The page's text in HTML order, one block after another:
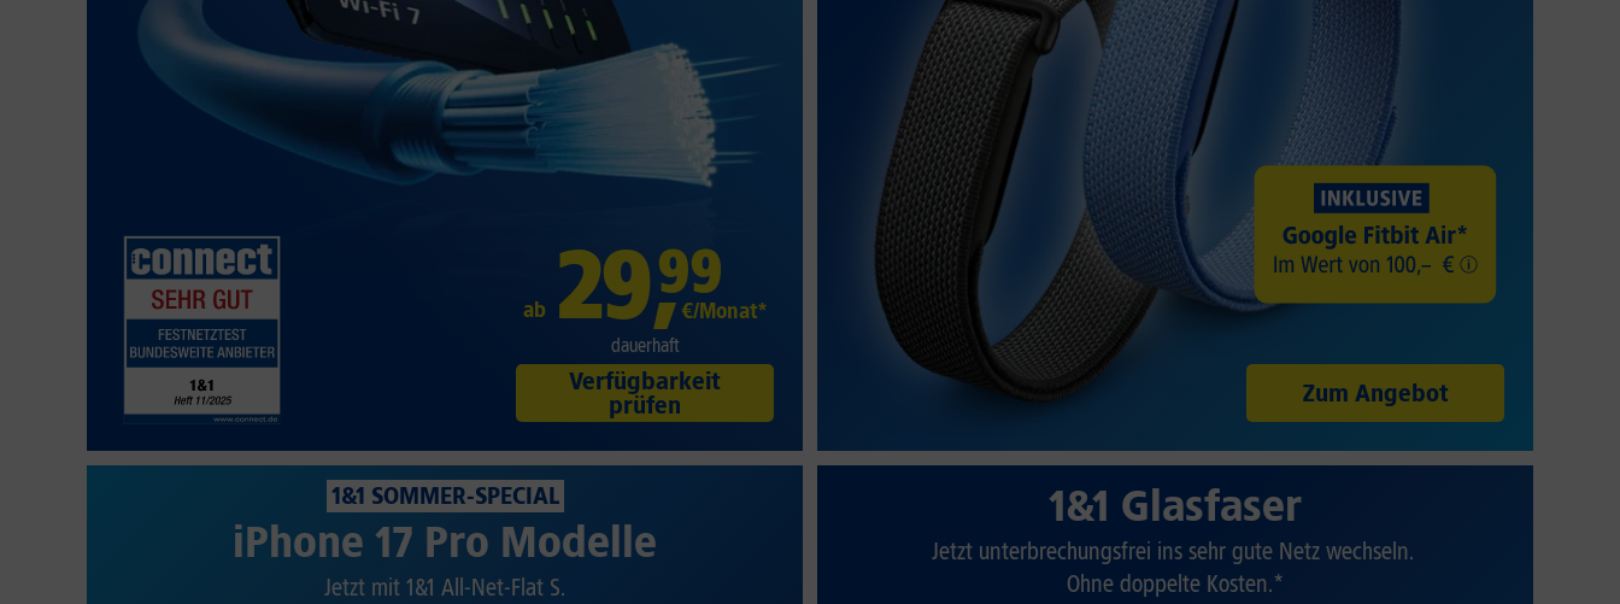
ab 29,99
€/Monat*
dauerhaft
Verfügbarkeit
prüfen
Zum Angebot
1&1 SOMMER-SPECIAL
iPhone 17 Pro Modelle
Jetzt mit 1&1 All-Net-Flat S.
1&1 Glasfaser
Jetzt unterbrechungsfrei ins sehr gute Netz wechseln.
Ohne doppelte Kosten.*